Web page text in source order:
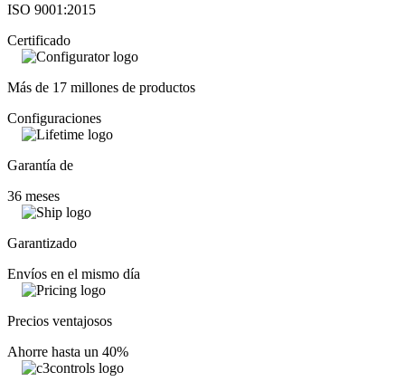
ISO 9001:2015
Certificado
Más de 17 millones de productos
Configuraciones
Garantía de
36 meses
Garantizado
Envíos en el mismo día
Precios ventajosos
Ahorre hasta un 40%